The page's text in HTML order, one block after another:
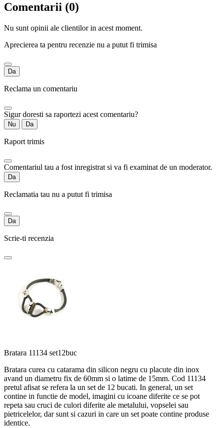
Comentarii (0)
Nu sunt opinii ale clientilor in acest moment.
Aprecierea ta pentru recenzie nu a putut fi trimisa
Da
Reclama un comentariu
Sigur doresti sa raportezi acest comentariu?
Nu Da
Raport trimis
Comentariul tau a fost inregistrat si va fi examinat de un moderator.
Da
Reclamatia tau nu a putut fi trimisa
Da
Scrie-ti recenzia
Bratara 11134 set12buc
Bratara curea cu catarama din silicon negru cu placute din inox
avand un diametru fix de 60mm si o latime de 15mm. Cod 11134
pretul afisat se refera la un set de 12 bucati. In general, un set
contine in functie de model, imagini cu icoane diferite ce se pot
repeta sau cruci de culori diferite ale metalului, vopselei sau
pietricelelor, dar sunt si cazuri in care un set poate contine produse
identice.